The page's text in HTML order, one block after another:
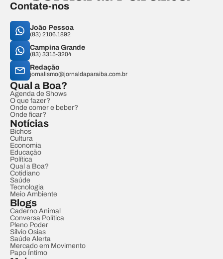
Contate-nos
João Pessoa
(83) 2106.1892
Campina Grande
(83) 3315-3204
Redação
jornalismo@jornaldaparaiba.com.br
Qual a Boa?
Agenda de Shows
O que fazer?
Onde comer e beber?
Onde ficar?
Notícias
Bichos
Cultura
Economia
Educação
Política
Qual a Boa?
Cotidiano
Saúde
Tecnologia
Meio Ambiente
Blogs
Caderno Animal
Conversa Política
Pleno Poder
Sílvio Osias
Saúde Alerta
Mercado em Movimento
Papo Íntimo